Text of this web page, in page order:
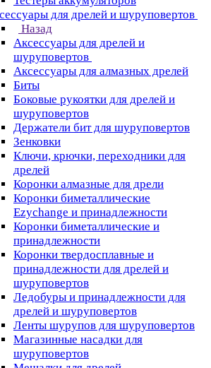
для дрелей и шуруповертов
Назад
Аксессуары для дрелей и
шуруповертов
Аксессуары для алмазных дрелей
Биты
Боковые рукоятки для дрелей и
шуруповертов
Держатели бит для шуруповертов
Зенковки
Ключи, крючки, переходники для
дрелей
Коронки алмазные для дрели
Коронки биметаллические
Ezychange и принадлежности
Коронки биметаллические и
принадлежности
Коронки твердосплавные и
принадлежности для дрелей и
шуруповертов
Ледобуры и принадлежности для
дрелей и шуруповертов
Ленты шурупов для шуруповертов
Магазинные насадки для
шуруповертов